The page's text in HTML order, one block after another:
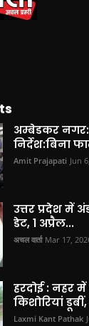
अम्बेडकर नगर:
निर्देश:बिना
Amit Prajapati Jun
उत्तर प्रदेश में
डेट, 1 अप्रैल...
अचल वार्ता Mar 17,
हरदोई : नहर
किशोरियां
Laxmi Kant Pathak